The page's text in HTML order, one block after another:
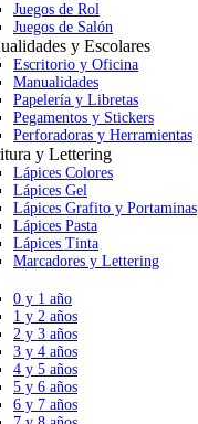
Juegos de Rol
Juegos de Salón
y Escolares
Escritorio y Oficina
Manualidades
Papelería y Libretas
Pegamentos y Stickers
Perforadoras y Herramientas
y Lettering
Lápices Colores
Lápices Gel
Lápices Grafito y Portaminas
Lápices Pasta
Lápices Tinta
Marcadores y Lettering
0 y 1 año
1 y 2 años
2 y 3 años
3 y 4 años
4 y 5 años
5 y 6 años
6 y 7 años